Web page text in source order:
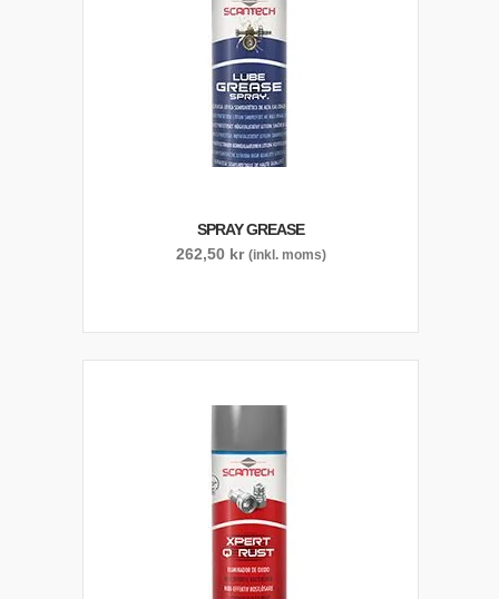
SPRAY GREASE
262,50 kr (inkl. moms)